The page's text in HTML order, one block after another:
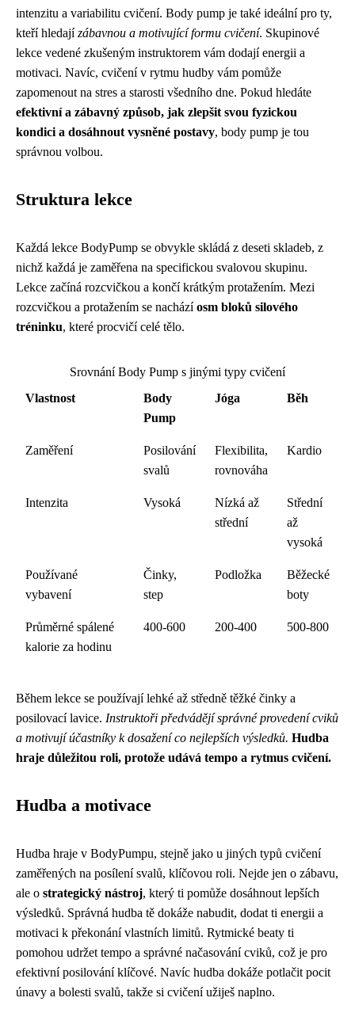
intenzitu a variabilitu cvičení. Body pump je také ideální pro ty,
kteří hledajízábavnou a motivující formu cvičení. Skupinové
lekce vedené zkušeným instruktorem vám dodají energii a
motivaci. Navíc, cvičení v rytmu hudby vám pomůže
zapomenout na stres a starosti všedního dne. Pokud hledáte
efektivní a zábavný způsob, jak zlepšit svou fyzickou
kondici a dosáhnout vysněné postavy, body pump je tou
správnou volbou.
Struktura lekce
Každá lekce BodyPump se obvykle skládá z deseti skladeb, z
nichž každá je zaměřena na specifickou svalovou skupinu.
Lekce začíná rozcvičkou a končí krátkým protažením. Mezi
rozcvičkou a protažením se nacházíosm bloků silového
tréninku, které procvičí celé tělo.
Srovnání Body Pump s jinými typy cvičení
Vlastnost
Body
Pump
Jóga Běh
Zaměření
Posilování
svalů
Flexibilita,
rovnováha
Kardio
Intenzita Vysoká
Nízká až
střední
Střední
až
vysoká
Používané
vybavení
Činky,
step
Podložka
Běžecké
boty
Průměrné spálené
kalorie za hodinu
400-600 200-400 500-800
Během lekce se používají lehké až středně těžké činky a
posilovací lavice. Instruktoři předvádějí správné provedení cviků
a motivují účastníky k dosažení co nejlepších výsledků. Hudba
hraje důležitou roli, protože udává tempo a rytmus cvičení.
Hudba a motivace
Hudba hraje v BodyPumpu, stejně jako u jiných typů cvičení
zaměřených na posílení svalů, klíčovou roli. Nejde jen o zábavu,
ale o strategický nástroj, který ti pomůže dosáhnout lepších
výsledků. Správná hudba tě dokáže nabudit, dodat ti energii a
motivaci k překonání vlastních limitů. Rytmické beaty ti
pomohou udržet tempo a správné načasování cviků, což je pro
efektivní posilování klíčové. Navíc hudba dokáže potlačit pocit
únavy a bolesti svalů, takže si cvičení užiješ naplno.